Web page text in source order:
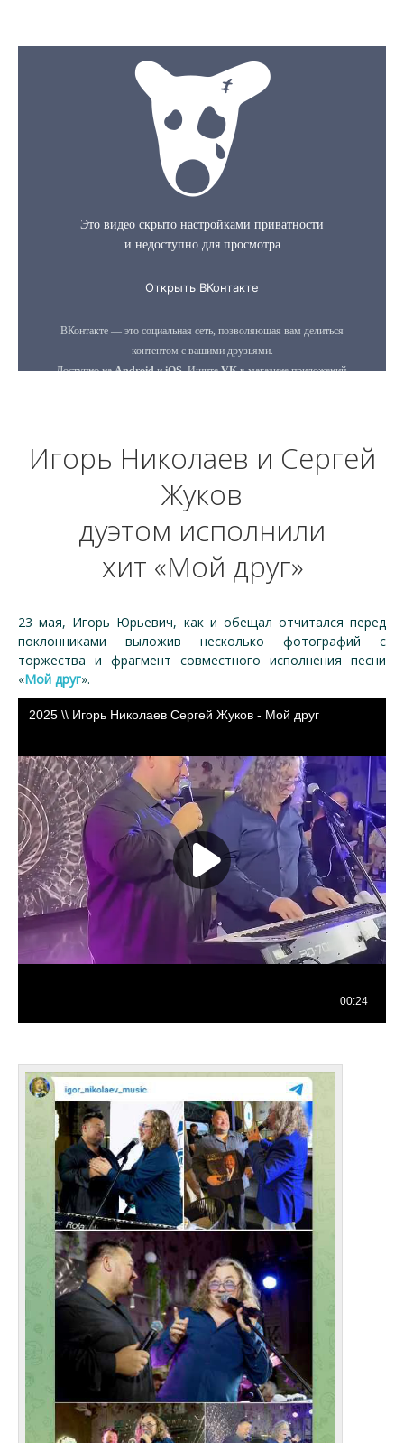
Игорь Николаев и Сергей
Жуков
дуэтом исполнили
хит «Мой друг»
23 мая, Игорь Юрьевич, как и обещал отчитался перед
поклонниками выложив несколько фотографий с
торжества и фрагмент совместного исполнения песни
«Мой друг».